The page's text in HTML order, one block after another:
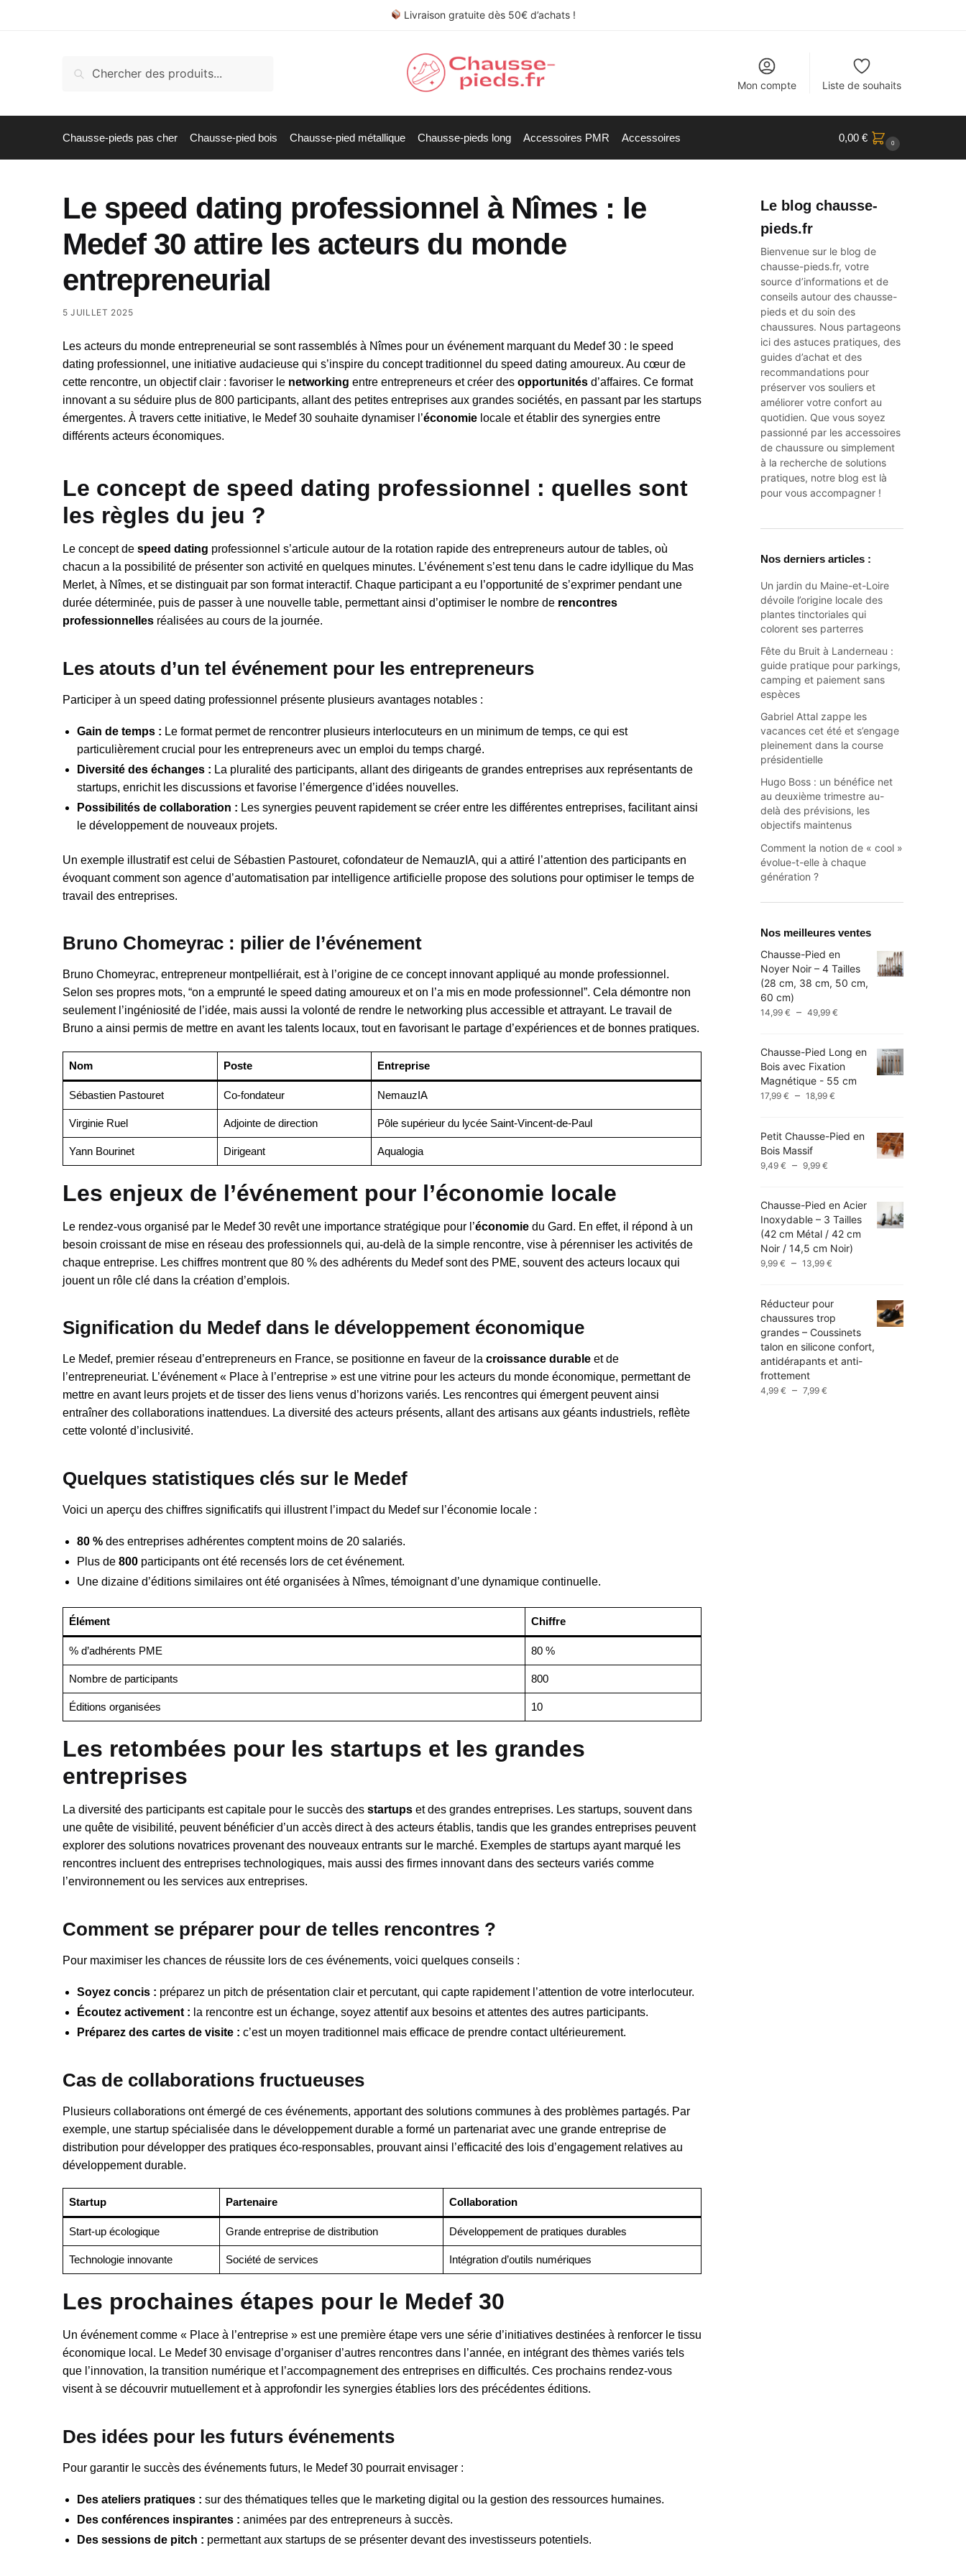
Livraison gratuite dès 50€ d’achats !
pour :
Recherche
Mon compte Liste de souhaits
Chausse-pieds pas cher Chausse-pied bois Chausse-pied métallique Chausse-pieds long Accessoires PMR Accessoires 0,00 € 0
Le speed dating professionnel à Nîmes : le
Medef 30 attire les acteurs du monde
entrepreneurial
5 JUILLET 2025
Les acteurs du monde entrepreneurial se sont rassemblés à Nîmes pour un événement marquant du Medef 30 : le speed
dating professionnel, une initiative audacieuse qui s’inspire du concept traditionnel du speed dating amoureux. Au cœur de
cette rencontre, un objectif clair : favoriser le networking entre entrepreneurs et créer des opportunités d’affaires. Ce format
innovant a su séduire plus de 800 participants, allant des petites entreprises aux grandes sociétés, en passant par les startups
émergentes. À travers cette initiative, le Medef 30 souhaite dynamiser l’économie locale et établir des synergies entre
différents acteurs économiques.
Le concept de speed dating professionnel : quelles sont
les règles du jeu ?
Le concept de speed dating professionnel s’articule autour de la rotation rapide des entrepreneurs autour de tables, où
chacun a la possibilité de présenter son activité en quelques minutes. L’événement s’est tenu dans le cadre idyllique du Mas
Merlet, à Nîmes, et se distinguait par son format interactif. Chaque participant a eu l’opportunité de s’exprimer pendant une
durée déterminée, puis de passer à une nouvelle table, permettant ainsi d’optimiser le nombre de rencontres
professionnelles réalisées au cours de la journée.
Les atouts d’un tel événement pour les entrepreneurs
Participer à un speed dating professionnel présente plusieurs avantages notables :
Gain de temps : Le format permet de rencontrer plusieurs interlocuteurs en un minimum de temps, ce qui est
particulièrement crucial pour les entrepreneurs avec un emploi du temps chargé.
Diversité des échanges : La pluralité des participants, allant des dirigeants de grandes entreprises aux représentants de
startups, enrichit les discussions et favorise l’émergence d’idées nouvelles.
Possibilités de collaboration : Les synergies peuvent rapidement se créer entre les différentes entreprises, facilitant ainsi
le développement de nouveaux projets.
Un exemple illustratif est celui de Sébastien Pastouret, cofondateur de NemauzIA, qui a attiré l’attention des participants en
évoquant comment son agence d’automatisation par intelligence artificielle propose des solutions pour optimiser le temps de
travail des entreprises.
Bruno Chomeyrac : pilier de l’événement
Bruno Chomeyrac, entrepreneur montpelliérait, est à l’origine de ce concept innovant appliqué au monde professionnel.
Selon ses propres mots, “on a emprunté le speed dating amoureux et on l’a mis en mode professionnel”. Cela démontre non
seulement l’ingéniosité de l’idée, mais aussi la volonté de rendre le networking plus accessible et attrayant. Le travail de
Bruno a ainsi permis de mettre en avant les talents locaux, tout en favorisant le partage d’expériences et de bonnes pratiques.
Nom Poste Entreprise
Sébastien Pastouret Co-fondateur NemauzIA
Virginie Ruel Adjointe de direction Pôle supérieur du lycée Saint-Vincent-de-Paul
Yann Bourinet Dirigeant Aqualogia
Les enjeux de l’événement pour l’économie locale
Le rendez-vous organisé par le Medef 30 revêt une importance stratégique pour l’économie du Gard. En effet, il répond à un
besoin croissant de mise en réseau des professionnels qui, au-delà de la simple rencontre, vise à pérenniser les activités de
chaque entreprise. Les chiffres montrent que 80 % des adhérents du Medef sont des PME, souvent des acteurs locaux qui
jouent un rôle clé dans la création d’emplois.
Signification du Medef dans le développement économique
Le Medef, premier réseau d’entrepreneurs en France, se positionne en faveur de la croissance durable et de
l’entrepreneuriat. L’événement « Place à l’entreprise » est une vitrine pour les acteurs du monde économique, permettant de
mettre en avant leurs projets et de tisser des liens venus d’horizons variés. Les rencontres qui émergent peuvent ainsi
entraîner des collaborations inattendues. La diversité des acteurs présents, allant des artisans aux géants industriels, reflète
cette volonté d’inclusivité.
Quelques statistiques clés sur le Medef
Voici un aperçu des chiffres significatifs qui illustrent l’impact du Medef sur l’économie locale :
80 % des entreprises adhérentes comptent moins de 20 salariés.
Plus de 800 participants ont été recensés lors de cet événement.
Une dizaine d’éditions similaires ont été organisées à Nîmes, témoignant d’une dynamique continuelle.
Élément Chiffre
% d’adhérents PME 80 %
Nombre de participants 800
Éditions organisées 10
Les retombées pour les startups et les grandes
entreprises
La diversité des participants est capitale pour le succès des startups et des grandes entreprises. Les startups, souvent dans
une quête de visibilité, peuvent bénéficier d’un accès direct à des acteurs établis, tandis que les grandes entreprises peuvent
explorer des solutions novatrices provenant des nouveaux entrants sur le marché. Exemples de startups ayant marqué les
rencontres incluent des entreprises technologiques, mais aussi des firmes innovant dans des secteurs variés comme
l’environnement ou les services aux entreprises.
Comment se préparer pour de telles rencontres ?
Pour maximiser les chances de réussite lors de ces événements, voici quelques conseils :
Soyez concis : préparez un pitch de présentation clair et percutant, qui capte rapidement l’attention de votre interlocuteur.
Écoutez activement : la rencontre est un échange, soyez attentif aux besoins et attentes des autres participants.
Préparez des cartes de visite : c’est un moyen traditionnel mais efficace de prendre contact ultérieurement.
Cas de collaborations fructueuses
Plusieurs collaborations ont émergé de ces événements, apportant des solutions communes à des problèmes partagés. Par
exemple, une startup spécialisée dans le développement durable a formé un partenariat avec une grande entreprise de
distribution pour développer des pratiques éco-responsables, prouvant ainsi l’efficacité des lois d’engagement relatives au
développement durable.
Startup Partenaire Collaboration
Start-up écologique Grande entreprise de distribution Développement de pratiques durables
Technologie innovante Société de services Intégration d’outils numériques
Les prochaines étapes pour le Medef 30
Un événement comme « Place à l’entreprise » est une première étape vers une série d’initiatives destinées à renforcer le tissu
économique local. Le Medef 30 envisage d’organiser d’autres rencontres dans l’année, en intégrant des thèmes variés tels
que l’innovation, la transition numérique et l’accompagnement des entreprises en difficultés. Ces prochains rendez-vous
visent à se découvrir mutuellement et à approfondir les synergies établies lors des précédentes éditions.
Des idées pour les futurs événements
Pour garantir le succès des événements futurs, le Medef 30 pourrait envisager :
Des ateliers pratiques : sur des thématiques telles que le marketing digital ou la gestion des ressources humaines.
Des conférences inspirantes : animées par des entrepreneurs à succès.
Des sessions de pitch : permettant aux startups de se présenter devant des investisseurs potentiels.
Le blog chausse-
pieds.fr
Bienvenue sur le blog de
chausse-pieds.fr, votre
source d’informations et de
conseils autour deschausse-
pieds et du soin des
chaussures. Nous partageons
ici des astuces pratiques, des
guides d’achat et des
recommandations pour
préserver vos souliers et
améliorer votre confort au
quotidien. Que vous soyez
passionné par les accessoires
de chaussure ou simplement
à la recherche de solutions
pratiques, notre blog est là
pour vous accompagner !
Nos derniers articles :
Un jardin du Maine-et-Loire
dévoile l’origine locale des
plantes tinctoriales qui
colorent ses parterres
Fête du Bruit à Landerneau :
guide pratique pour parkings,
camping et paiement sans
espèces
Gabriel Attal zappe les
vacances cet été et s’engage
pleinement dans la course
présidentielle
Hugo Boss : un bénéfice net
au deuxième trimestre au-
delà des prévisions, les
objectifs maintenus
Comment la notion de « cool »
évolue-t-elle à chaque
génération ?
Nos meilleures ventes
Chausse-Pied en
Noyer Noir – 4 Tailles
(28 cm, 38 cm, 50 cm,
60 cm)
14,99€ – 49,99€
14,99 €
à
49,99 €
Chausse-Pied Long en
Bois avec Fixation
Magnétique - 55 cm
17,99€ – 18,99€
17,99 €
Petit Chausse-Pied en
Bois Massif
9,49€ – 9,99€
9,49 €
à
9,99 €
Chausse-Pied en Acier
Inoxydable – 3 Tailles
(42 cm Métal / 42 cm
Noir / 14,5 cm Noir)
9,99€ – 13,99€
9,99 €
à
13,99 €
Réducteur pour
chaussures trop
grandes – Coussinets
talon en silicone confort,
antidérapants et anti-
frottement
4,99€ – 7,99€